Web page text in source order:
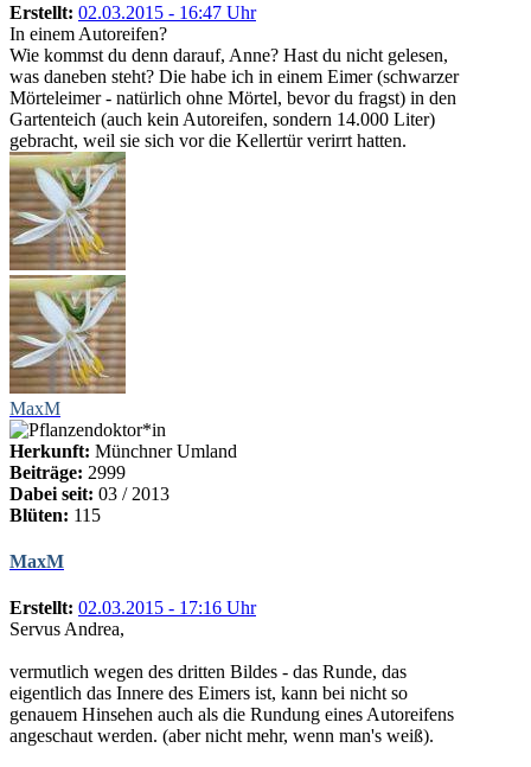
Erstellt: 02.03.2015 - 16:47 Uhr
In einem Autoreifen?
Wie kommst du denn darauf, Anne? Hast du nicht gelesen,
was daneben steht? Die habe ich in einem Eimer (schwarzer
Mörteleimer - natürlich ohne Mörtel, bevor du fragst) in den
Gartenteich (auch kein Autoreifen, sondern 14.000 Liter)
gebracht, weil sie sich vor die Kellertür verirrt hatten.
MaxM
Herkunft: Münchner Umland
Beiträge: 2999
Dabei seit: 03 / 2013
Blüten: 115
MaxM
Erstellt: 02.03.2015 - 17:16 Uhr
Servus Andrea,
vermutlich wegen des dritten Bildes - das Runde, das
eigentlich das Innere des Eimers ist, kann bei nicht so
genauem Hinsehen auch als die Rundung eines Autoreifens
angeschaut werden. (aber nicht mehr, wenn man's weiß).